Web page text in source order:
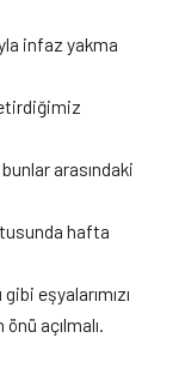
infaz yakma
arasındaki
hafta
eşyalarımızı
açılmalı.